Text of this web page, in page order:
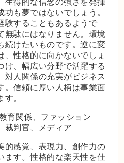
生得的な信念の強さを発揮
も夢ではないでしょう。
験することもあるようで
無駄にはなりません。環境
続けたいものです。逆に変
、性格的に向かないでしょ
け、幅広い分野で活躍する
対人関係の充実がビジネス
。信頼に厚い人柄は事業面
。
育関係、ファッション
裁判官、メディア
的感覚、表現力、創作力の
ます。性格的な楽天性を仕